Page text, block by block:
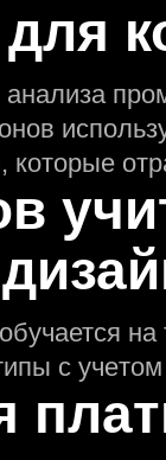
которые
с